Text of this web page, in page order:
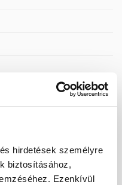
hirdetések személyre
biztosításához,
Ezenkívül